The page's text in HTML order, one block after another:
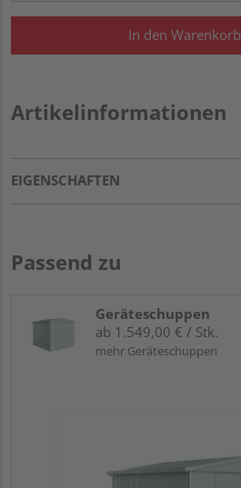
In den Warenkorb
Artikelinformationen
EIGENSCHAFTEN
Passend zu
Geräteschuppen
ab 1.549,00 € / Stk.
mehr Geräteschuppen